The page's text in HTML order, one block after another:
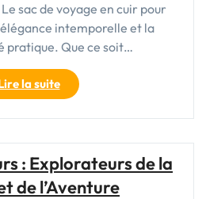
sac de voyage en cuir pour
intemporelle et la
pratique. Que ce soit…
la suite"Sac
de
Voyage
pour
Homme
: Explorateurs de la
de l’Aventure